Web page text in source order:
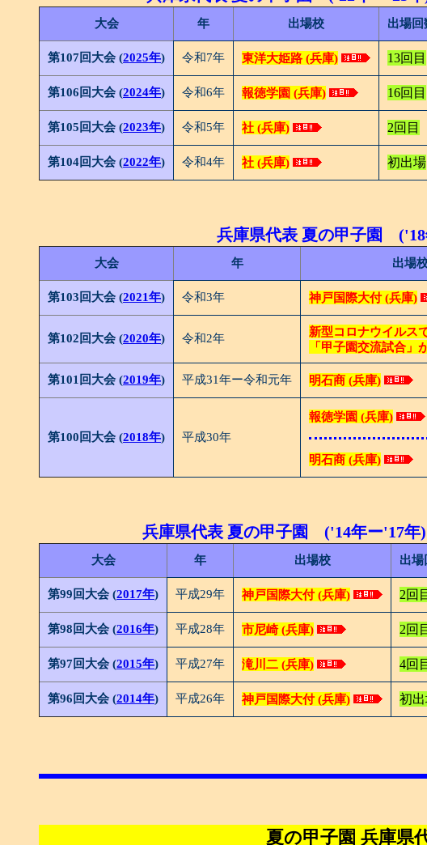
大会 年 出場校 出場回
第107回大会 (2025年) 令和7年 東洋大姫路 (兵庫) 13回目
第106回大会 (2024年) 令和6年 報徳学園 (兵庫) 16回目
第105回大会 (2023年) 令和5年 社 (兵庫) 2回目
第104回大会 (2022年) 令和4年 社 (兵庫) 初出場
兵庫県代表 夏の甲子園 ('18
大会 年 出場
第103回大会 (2021年) 令和3年 神戸国際大付 (兵庫)
第102回大会 (2020年) 令和2年
新型コロナウイルス
「甲子園交流試合」
第101回大会 (2019年) 平成31年ー令和元年 明石商 (兵庫)
第100回大会 (2018年) 平成30年
報徳学園 (兵庫)
明石商 (兵庫)
兵庫県代表 夏の甲子園 ('14年ー'17年)
大会 年 出場校 出場
第99回大会 (2017年) 平成29年 神戸国際大付 (兵庫) 2回
第98回大会 (2016年) 平成28年 市尼崎 (兵庫) 2回
第97回大会 (2015年) 平成27年 滝川二 (兵庫) 4回
第96回大会 (2014年) 平成26年 神戸国際大付 (兵庫) 初
夏の甲子園 兵庫県